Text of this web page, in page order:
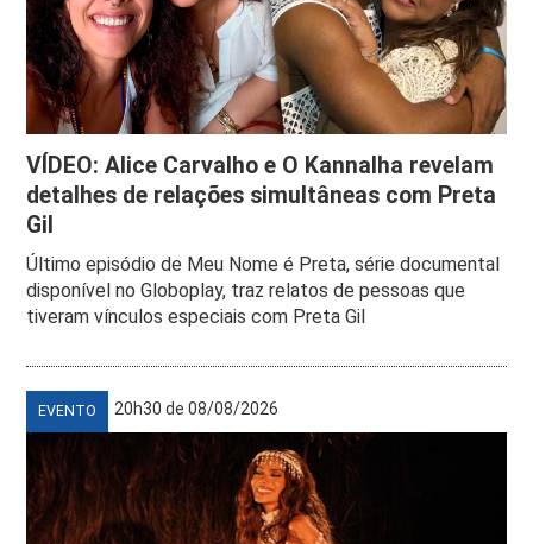
VÍDEO: Alice Carvalho e O Kannalha revelam
detalhes de relações simultâneas com Preta
Gil
Último episódio de Meu Nome é Preta, série documental
disponível no Globoplay, traz relatos de pessoas que
tiveram vínculos especiais com Preta Gil
EVENTO 20h30 de 08/08/2026